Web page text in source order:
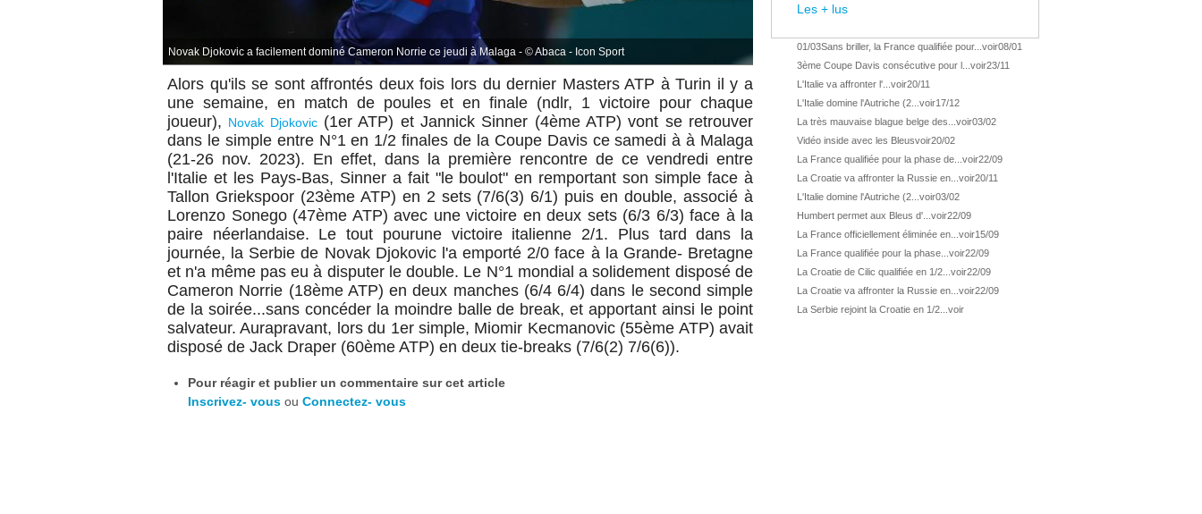
Novak Djokovic a facilement dominé Cameron Norrie ce jeudi à Malaga - © Abaca - Icon Sport
Alors qu'ils se sont affrontés deux fois lors du dernier Masters ATP à Turin il y a
une semaine, en match de poules et en finale (ndlr, 1 victoire pour chaque
joueur), Novak Djokovic(1er ATP) etJannick Sinner (4ème ATP) vont se retrouver
dans le simple entre N°1 en 1/2 finales de la Coupe Davis ce samedi àà Malaga
(21-26 nov. 2023). En effet, dans la première rencontre de ce vendredi entre
l'Italie et les Pays-Bas, Sinner a fait "le boulot" en remportant son simple face à
Tallon Griekspoor (23ème ATP) en 2 sets (7/6(3) 6/1) puis en double, associé à
Lorenzo Sonego (47ème ATP) avec une victoire en deux sets (6/3 6/3) face à la
paire néerlandaise. Le tout pourune victoire italienne 2/1. Plus tard dans la
journée, la Serbie de Novak Djokovic l'a emporté 2/0 face à la Grande- Bretagne
et n'a même pas eu à disputer le double. Le N°1 mondial a solidement disposé de
Cameron Norrie (18ème ATP) en deux manches (6/4 6/4) dans le second simple
de la soirée...sans concéder la moindre balle de break, et apportant ainsi le point
salvateur. Aurapravant, lors du 1er simple, Miomir Kecmanovic (55ème ATP) avait
disposé de Jack Draper (60ème ATP) en deux tie-breaks (7/6(2) 7/6(6)).
Pour réagir et publier un commentaire sur cet article
Inscrivez- vous ou Connectez- vous
WTA Wash.
ATP Los Cabos Géa en finale !
ATP Los Cabos 1ère 1/2 finale pour Géa
ATP Wash. Pas de 1/4 pour Humbert et Atmane
WTA Washington Déjà fini pour Fernandez
ATP Washington De Minaur domine Tsitsipas
ATP Washington Fritz et Musetti en 1/8èmes
WTA Prague Tagger, premier sacre à 18 ans
ATP Estoril Van Assche remporte son 1er...
ATP Estoril Van Assche s'offre Rublev
Les + lus
01/03Sans briller, la France qualifiée pour... voir08/01
3ème Coupe Davis consécutive pour l... voir23/11
L'Italie va affronter l'... voir20/11
L'Italie domine l'Autriche (2... voir17/12
La très mauvaise blague belge des... voir03/02
Vidéo inside avec les Bleusvoir20/02
La France qualifiée pour la phase de... voir22/09
La Croatie va affronter la Russie en... voir20/11
L'Italie domine l'Autriche (2... voir03/02
Humbert permet aux Bleus d'... voir22/09
La France officiellement éliminée en... voir15/09
La France qualifiée pour la phase... voir22/09
La Croatie de Cilic qualifiée en 1/2... voir22/09
La Croatie va affronter la Russie en... voir22/09
La Serbie rejoint la Croatie en 1/2... voir